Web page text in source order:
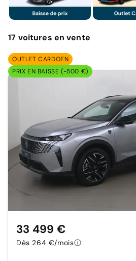
17 voitures en vente
OUTLET CARDOEN
PRIX EN BAISSE (-500 €)
33 499 €
Dès 264 €/mois